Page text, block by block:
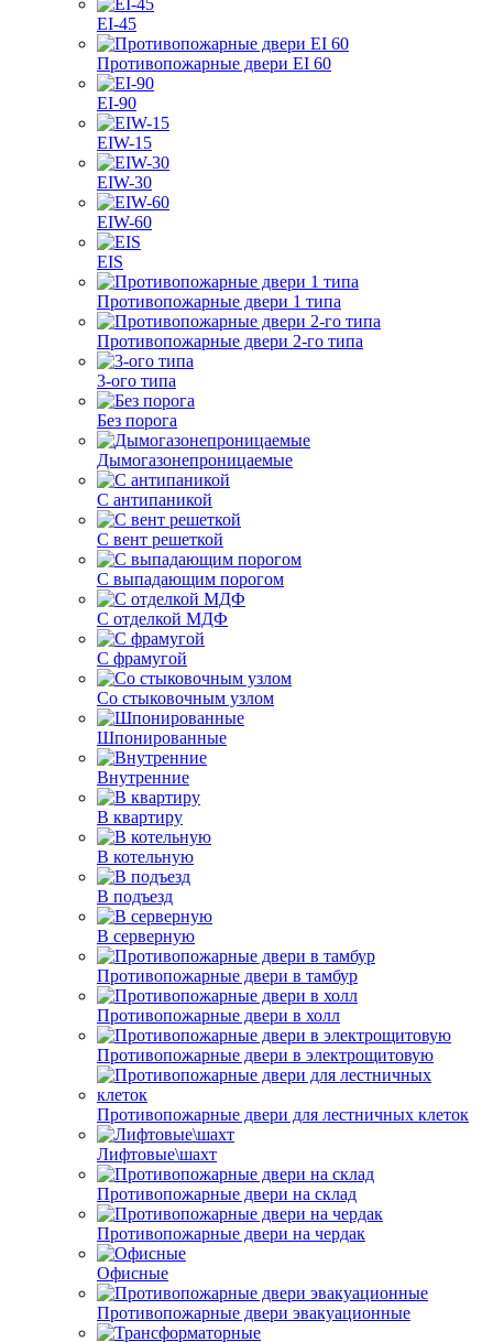
EI-45
Противопожарные двери EI 60
EI-90
EIW-15
EIW-30
EIW-60
EIS
Противопожарные двери 1 типа
Противопожарные двери 2-го типа
3-ого типа
Без порога
Дымогазонепроницаемые
С антипаникой
С вент решеткой
С выпадающим порогом
С отделкой МДФ
С фрамугой
Со стыковочным узлом
Шпонированные
Внутренние
В квартиру
В котельную
В подъезд
В серверную
Противопожарные двери в тамбур
Противопожарные двери в холл
Противопожарные двери в электрощитовую
Противопожарные двери для лестничных клеток
Лифтовые\шахт
Противопожарные двери на склад
Противопожарные двери на чердак
Офисные
Противопожарные двери эвакуационные